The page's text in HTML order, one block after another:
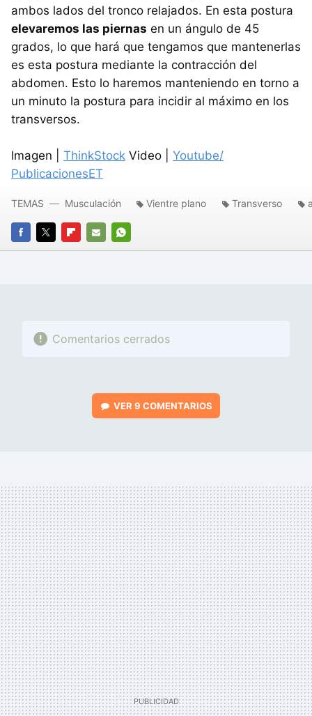
ambos lados del tronco relajados. En esta postura
elevaremos las piernas en un ángulo de 45
grados, lo que hará que tengamos que mantenerlas
es esta postura mediante la contracción del
abdomen. Esto lo haremos manteniendo en torno a
un minuto la postura para incidir al máximo en los
transversos.
Imagen | ThinkStock Video | Youtube/
PublicacionesET
FACEBOOK
TWITTERFLIPBOARD
E-
WHATSAPP
TEMAS Musculación Vientre plano Transverso
Comentarios cerrados
VER 9 COMENTARIOS